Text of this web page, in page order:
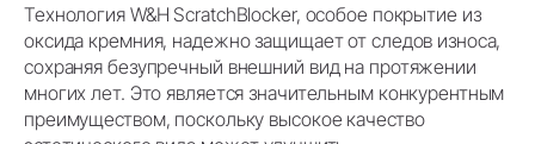
Технология W&H ScratchBlocker, особое покрытие из
оксида кремния, надежно защищает от следов износа,
сохраняя безупречный внешний вид на протяжении
многих лет. Это является значительным конкурентным
преимуществом, поскольку высокое качество